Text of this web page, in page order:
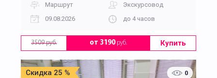
Маршрут
Экскурсовод
09.08.2026
до 4 часов
3509 руб. от 3190руб. Купить
Скидка 25 % 0